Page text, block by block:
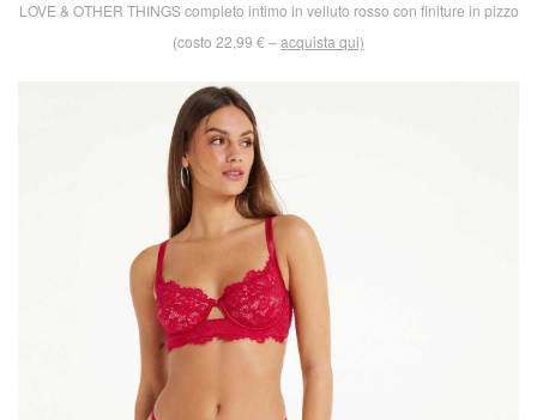
LOVE & OTHER THINGS completo intimo in velluto rosso con finiture in pizzo
(costo 22,99 € –acquista qui)